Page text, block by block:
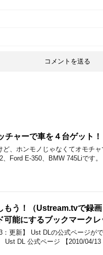
チャーで車を４台ゲット！
ど、ホンモノじゃなくてオモチ
、Ford E-350、BMW 745Liです。
もう！（Ustream.tvで録
可能にするブックマークレ
：更新】 Ust DLの公式ページ
Ust DL 公式ページ 【2010/04/